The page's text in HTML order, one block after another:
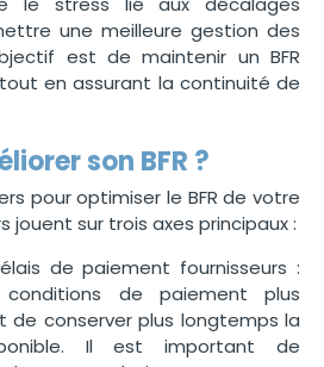
une meilleure gestion des
est de maintenir un BFR
en assurant la continuité de
son BFR ?
pour optimiser le BFR de votre
jouent sur trois axes principaux :
de paiement fournisseurs :
de paiement plus
de conserver plus longtemps la
Il est important de